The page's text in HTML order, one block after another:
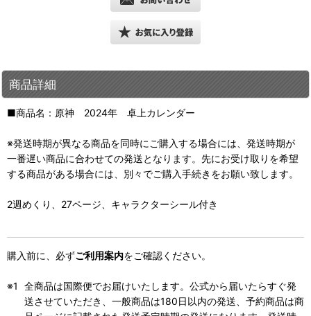
商品詳細
■商品名：原神 2024年 卓上カレンダー
※発送時期が異なる商品を同時にご購入する場合には、発送時期が
一番遅い商品に合わせての発送となります。先にお受け取りを希望
する商品がある場合には、別々でご購入手続きをお願い致します。
2週めくり、27ページ、キャラクターシール付き
購入前に、必ずご利用案内をご確認ください。
全商品は国際便でお届けいたします。公式から届いたらすぐ発
送させていただき、一般商品は180日以内の発送、予約商品は商